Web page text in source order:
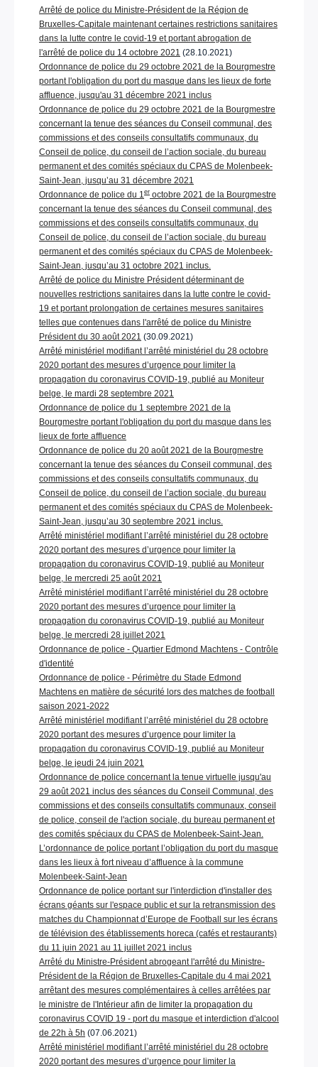
Arrêté de police du Ministre-Président de la Région de
Bruxelles-Capitale maintenant certaines restrictions sanitaires
dans la lutte contre le covid-19 et portant abrogation de
l'arrêté de police du 14 octobre 2021 (28.10.2021)
Ordonnance de police du 29 octobre 2021 de la Bourgmestre
portant l'obligation du port du masque dans les lieux de forte
affluence, jusqu'au 31 décembre 2021 inclus
Ordonnance de police du 29 octobre 2021 de la Bourgmestre
concernant la tenue des séances du Conseil communal, des
commissions et des conseils consultatifs communaux, du
Conseil de police, du conseil de l’action sociale, du bureau
permanent et des comités spéciaux du CPAS de Molenbeek-
Saint-Jean, jusqu’au 31 décembre 2021
Ordonnance de police du 1 er octobre 2021 de la Bourgmestre
concernant la tenue des séances du Conseil communal, des
commissions et des conseils consultatifs communaux, du
Conseil de police, du conseil de l’action sociale, du bureau
permanent et des comités spéciaux du CPAS de Molenbeek-
Saint-Jean, jusqu’au 31 octobre 2021 inclus.
Arrêté de police du Ministre Président déterminant de
nouvelles restrictions sanitaires dans la lutte contre le covid-
19 et portant prolongation de certaines mesures sanitaires
telles que contenues dans l'arrêté de police du Ministre
Président du 30 août 2021 (30.09.2021)
Arrêté ministériel modifiant l’arrêté ministériel du 28 octobre
2020 portant des mesures d’urgence pour limiter la
propagation du coronavirus COVID-19, publié au Moniteur
belge, le mardi 28 septembre 2021
Ordonnance de police du 1 septembre 2021 de la
Bourgmestre portant l'obligation du port du masque dans les
lieux de forte affluence
Ordonnance de police du 20 août 2021 de la Bourgmestre
concernant la tenue des séances du Conseil communal, des
commissions et des conseils consultatifs communaux, du
Conseil de police, du conseil de l’action sociale, du bureau
permanent et des comités spéciaux du CPAS de Molenbeek-
Saint-Jean, jusqu’au 30 septembre 2021 inclus.
Arrêté ministériel modifiant l’arrêté ministériel du 28 octobre
2020 portant des mesures d’urgence pour limiter la
propagation du coronavirus COVID-19, publié au Moniteur
belge, le mercredi 25 août 2021
Arrêté ministériel modifiant l’arrêté ministériel du 28 octobre
2020 portant des mesures d’urgence pour limiter la
propagation du coronavirus COVID-19, publié au Moniteur
belge, le mercredi 28 juillet 2021
Ordonnance de police - Quartier Edmond Machtens - Contrôle
d'identité
Ordonnance de police - Périmètre du Stade Edmond
Machtens en matière de sécurité lors des matches de football
saison 2021-2022
Arrêté ministériel modifiant l’arrêté ministériel du 28 octobre
2020 portant des mesures d’urgence pour limiter la
propagation du coronavirus COVID-19, publié au Moniteur
belge, le jeudi 24 juin 2021
Ordonnance de police concernant la tenue virtuelle jusqu'au
29 août 2021 inclus des séances du Conseil Communal, des
commissions et des conseils consultatifs communaux, conseil
de police, conseil de l'action sociale, du bureau permanent et
des comités spéciaux du CPAS de Molenbeek-Saint-Jean.
L’ordonnance de police portant l’obligation du port du masque
dans les lieux à fort niveau d’affluence à la commune
Molenbeek-Saint-Jean
Ordonnance de police portant sur l'interdiction d'installer des
écrans géants sur l'espace public et sur la retransmission des
matches du Championnat d’Europe de Football sur les écrans
de télévision des établissements horeca (cafés et restaurants)
du 11 juin 2021 au 11 juillet 2021 inclus
Arrêté du Ministre-Président abrogeant l'arrêté du Ministre-
Président de la Région de Bruxelles-Capitale du 4 mai 2021
arrêtant des mesures complémentaires à celles arrêtées par
le ministre de l'Intérieur afin de limiter la propagation du
coronavirus COVID 19 - port du masque et interdiction d'alcool
de 22h à 5h (07.06.2021)
Arrêté ministériel modifiant l’arrêté ministériel du 28 octobre
2020 portant des mesures d’urgence pour limiter la